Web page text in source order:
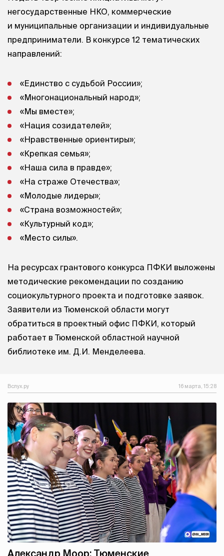
негосударственные НКО, коммерческие
и муниципальные организации и индивидуальные
предприниматели. В конкурсе 12 тематических
направлений:
«Единство с судьбой России»;
«Многонациональный народ»;
«Мы вместе»;
«Нация созидателей»;
«Нравственные ориентиры»;
«Крепкая семья»;
«Наша сила в правде»;
«На страже Отечества»;
«Молодые лидеры»;
«Страна возможностей»;
«Культурный код»;
«Место силы».
На ресурсах грантового конкурса ПФКИ выложены
методические рекомендации по созданию
социокультурного проекта и подготовке заявок.
Заявители из Тюменской области могут
обратиться в проектный офис ПФКИ, который
работает в Тюменской областной научной
библиотеке им. Д.И. Менделеева.
Вслух.ру 16 марта, 15:28
Александр Моор: Тюменские